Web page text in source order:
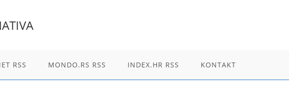
RSS MONDO.RS RSS INDEX.HR RSS KONTAKT